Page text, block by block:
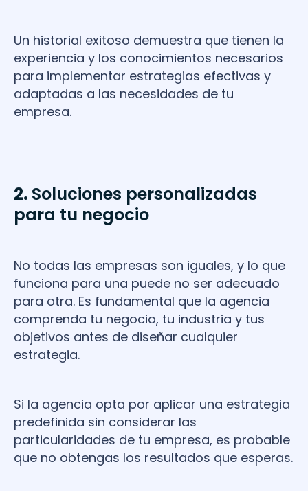
Un historial exitoso demuestra que tienen la
experiencia y los conocimientos necesarios
para implementar estrategias efectivas y
adaptadas a las necesidades de tu
empresa.
2. Soluciones personalizadas
para tu negocio
No todas las empresas son iguales, y lo que
funciona para una puede no ser adecuado
para otra. Es fundamental que la agencia
comprenda tu negocio, tu industria y tus
objetivos antes de diseñar cualquier
estrategia.
Si la agencia opta por aplicar una estrategia
predefinida sin considerar las
particularidades de tu empresa, es probable
que no obtengas los resultados que esperas.